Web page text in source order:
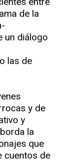
de la
un diálogo
las de
y de
y
la
que
cuentos de